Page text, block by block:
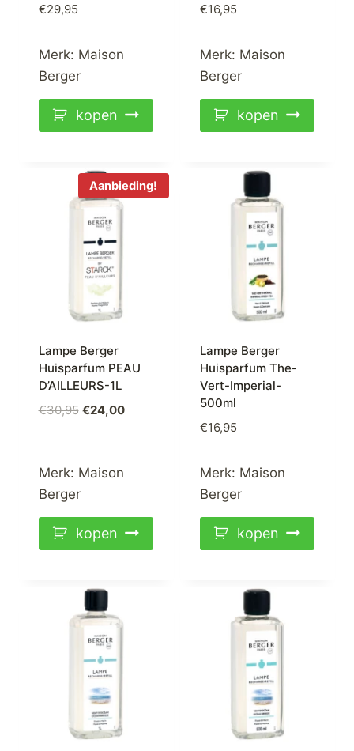
€29,95
Merk: Maison
Berger
kopen
€16,95
Merk: Maison
Berger
kopen
Aanbieding!
Lampe Berger
Huisparfum PEAU
D’AILLEURS-1L
€30,95 Oorspronkelijke
€30,95.
€24,00Huidige
Merk: Maison
Berger
kopen
Lampe Berger
Huisparfum The-
Vert-Imperial-
500ml
€16,95
Merk: Maison
Berger
kopen